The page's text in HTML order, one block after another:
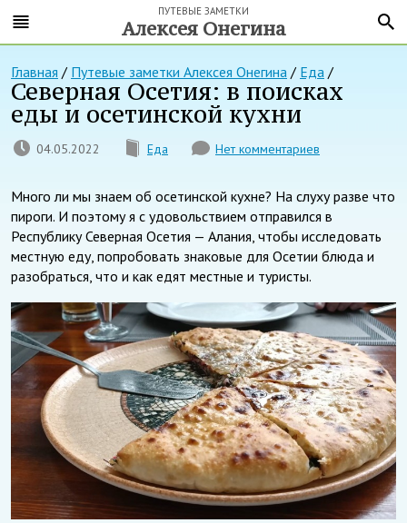
ПУТЕВЫЕ ЗАМЕТКИ
Алексея Онегина
Главная / Путевые заметки Алексея Онегина / Еда /
Северная Осетия: в поисках
еды и осетинской кухни
04.05.2022 Еда Нет комментариев
Много ли мы знаем об осетинской кухне? На слуху разве что
пироги. И поэтому я с удовольствием отправился в
Республику Северная Осетия — Алания, чтобы исследовать
местную еду, попробовать знаковые для Осетии блюда и
разобраться, что и как едят местные и туристы.